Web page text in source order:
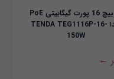
سوییچ 16 پورت گیگابیتی PoE
تندا TENDA TEG1116P-16-
150W
←